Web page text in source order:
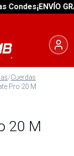
¡ENVÍO
/Cuerdas
Pro 20 M
20 M